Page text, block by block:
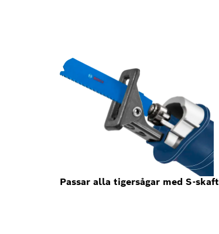
Passar alla tigersågar med S-skaft